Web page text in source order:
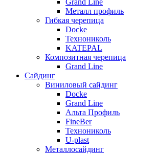
Grand Line
Металл профиль
Гибкая черепица
Docke
Технониколь
KATEPAL
Композитная черепица
Grand Line
Сайдинг
Виниловый сайдинг
Docke
Grand Line
Альта Профиль
FineBer
Технониколь
U-plast
Металлосайдинг